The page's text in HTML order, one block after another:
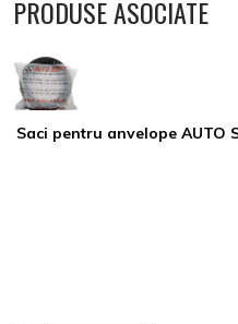
PRODUSE ASOCIATE
Saci pentru anvelope AUTO